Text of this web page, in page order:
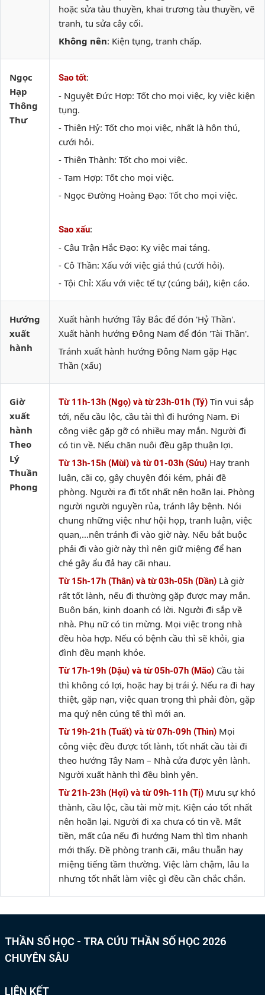
hoặc sửa tàu thuyền, khai trương tàu thuyền, vẽ
tranh, tu sửa cây cối.
Không nên: Kiện tụng, tranh chấp.
Ngọc
Hạp
Thông
Thư
Sao tốt:
- Nguyệt Đức Hợp: Tốt cho mọi việc, kỵ việc kiện
tụng.
- Thiên Hỷ: Tốt cho mọi việc, nhất là hôn thú,
cưới hỏi.
- Thiên Thành: Tốt cho mọi việc.
- Tam Hợp: Tốt cho mọi việc.
- Ngọc Đường Hoàng Đạo: Tốt cho mọi việc.
Sao xấu:
- Câu Trận Hắc Đạo: Kỵ việc mai táng.
- Cô Thần: Xấu với việc giá thú (cưới hỏi).
- Tội Chỉ: Xấu với việc tế tự (cúng bái), kiện cáo.
Hướng
xuất
hành
Xuất hành hướng Tây Bắc để đón 'Hỷ Thần'.
Xuất hành hướng Đông Nam để đón 'Tài Thần'.
Tránh xuất hành hướng Đông Nam gặp Hạc
Thần (xấu)
Giờ
xuất
hành
Theo
Lý
Thuần
Phong
Từ 11h-13h (Ngọ) và từ 23h-01h (Tý) Tin vui sắp
tới, nếu cầu lộc, cầu tài thì đi hướng Nam. Đi
công việc gặp gỡ có nhiều may mắn. Người đi
có tin về. Nếu chăn nuôi đều gặp thuận lợi.
Từ 13h-15h (Mùi) và từ 01-03h (Sửu) Hay tranh
luận, cãi cọ, gây chuyện đói kém, phải đề
phòng. Người ra đi tốt nhất nên hoãn lại. Phòng
người người nguyền rủa, tránh lây bệnh. Nói
chung những việc như hội họp, tranh luận, việc
quan,…nên tránh đi vào giờ này. Nếu bắt buộc
phải đi vào giờ này thì nên giữ miệng để hạn
ché gây ẩu đả hay cãi nhau.
Từ 15h-17h (Thân) và từ 03h-05h (Dần) Là giờ
rất tốt lành, nếu đi thường gặp được may mắn.
Buôn bán, kinh doanh có lời. Người đi sắp về
nhà. Phụ nữ có tin mừng. Mọi việc trong nhà
đều hòa hợp. Nếu có bệnh cầu thì sẽ khỏi, gia
đình đều mạnh khỏe.
Từ 17h-19h (Dậu) và từ 05h-07h (Mão) Cầu tài
thì không có lợi, hoặc hay bị trái ý. Nếu ra đi hay
thiệt, gặp nạn, việc quan trọng thì phải đòn, gặp
ma quỷ nên cúng tế thì mới an.
Từ 19h-21h (Tuất) và từ 07h-09h (Thìn) Mọi
công việc đều được tốt lành, tốt nhất cầu tài đi
theo hướng Tây Nam – Nhà cửa được yên lành.
Người xuất hành thì đều bình yên.
Từ 21h-23h (Hợi) và từ 09h-11h (Tị) Mưu sự khó
thành, cầu lộc, cầu tài mờ mịt. Kiện cáo tốt nhất
nên hoãn lại. Người đi xa chưa có tin về. Mất
tiền, mất của nếu đi hướng Nam thì tìm nhanh
mới thấy. Đề phòng tranh cãi, mâu thuẫn hay
miệng tiếng tầm thường. Việc làm chậm, lâu la
nhưng tốt nhất làm việc gì đều cần chắc chắn.
THẦN SỐ HỌC - TRA CỨU THẦN SỐ HỌC 2026
CHUYÊN SÂU
LIÊN KẾT